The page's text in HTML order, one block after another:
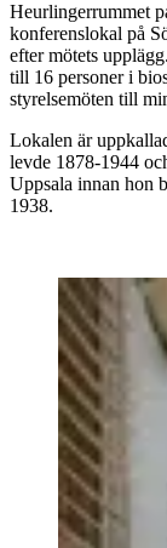
Heurlingerrummet
konferenslokal på
efter mötets
till 16 personer i
styrelsemöten till
Lokalen är
levde 1878-1944
Uppsala innan hon
1938.